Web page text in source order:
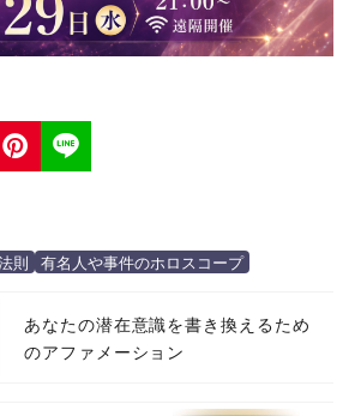
則 有名人や事件のホロスコープ
あなたの潜在意識を書き換えるため
のアファメーション